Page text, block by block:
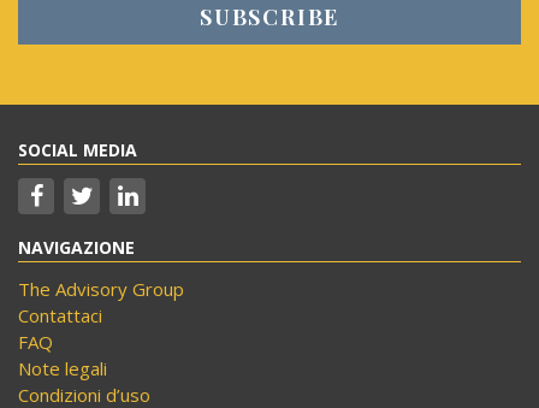
SOCIAL MEDIA
NAVIGAZIONE
The Advisory Group
Contattaci
FAQ
Note legali
Condizioni d’uso